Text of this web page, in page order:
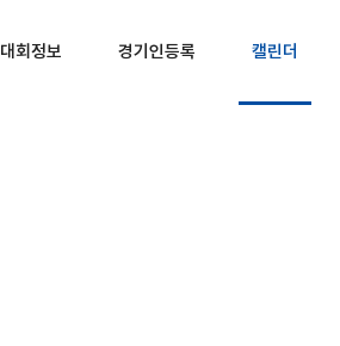
대회정보 경기인등록 캘린더